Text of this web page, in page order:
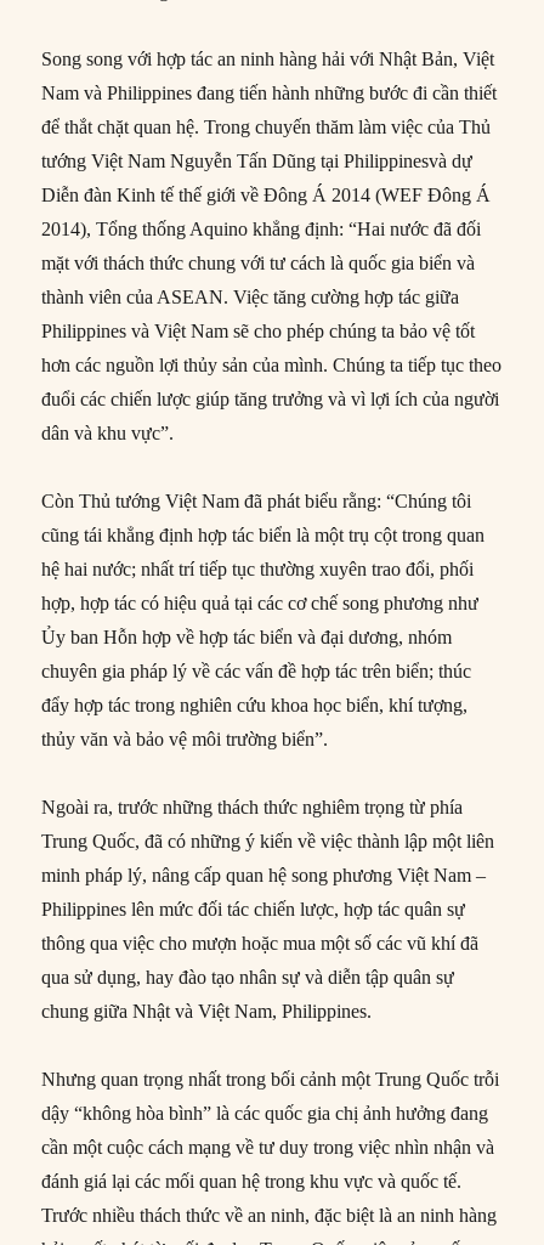
Song song với hợp tác an ninh hàng hải với Nhật Bản, Việt
Nam và Philippines đang tiến hành những bước đi cần thiết
để thắt chặt quan hệ. Trong chuyến thăm làm việc của Thủ
tướng Việt Nam Nguyễn Tấn Dũng tại Philippinesvà dự
Diễn đàn Kinh tế thế giới về Đông Á 2014 (WEF Đông Á
2014), Tổng thống Aquino khẳng định: “Hai nước đã đối
mặt với thách thức chung với tư cách là quốc gia biển và
thành viên của ASEAN. Việc tăng cường hợp tác giữa
Philippines và Việt Nam sẽ cho phép chúng ta bảo vệ tốt
hơn các nguồn lợi thủy sản của mình. Chúng ta tiếp tục theo
đuổi các chiến lược giúp tăng trưởng và vì lợi ích của người
dân và khu vực”.
Còn Thủ tướng Việt Nam đã phát biểu rằng: “Chúng tôi
cũng tái khẳng định hợp tác biển là một trụ cột trong quan
hệ hai nước; nhất trí tiếp tục thường xuyên trao đổi, phối
hợp, hợp tác có hiệu quả tại các cơ chế song phương như
Ủy ban Hỗn hợp về hợp tác biển và đại dương, nhóm
chuyên gia pháp lý về các vấn đề hợp tác trên biển; thúc
đẩy hợp tác trong nghiên cứu khoa học biển, khí tượng,
thủy văn và bảo vệ môi trường biển”.
Ngoài ra, trước những thách thức nghiêm trọng từ phía
Trung Quốc, đã có những ý kiến về việc thành lập một liên
minh pháp lý, nâng cấp quan hệ song phương Việt Nam –
Philippines lên mức đối tác chiến lược, hợp tác quân sự
thông qua việc cho mượn hoặc mua một số các vũ khí đã
qua sử dụng, hay đào tạo nhân sự và diễn tập quân sự
chung giữa Nhật và Việt Nam, Philippines.
Nhưng quan trọng nhất trong bối cảnh một Trung Quốc trỗi
dậy “không hòa bình” là các quốc gia chị ảnh hưởng đang
cần một cuộc cách mạng về tư duy trong việc nhìn nhận và
đánh giá lại các mối quan hệ trong khu vực và quốc tế.
Trước nhiều thách thức về an ninh, đặc biệt là an ninh hàng